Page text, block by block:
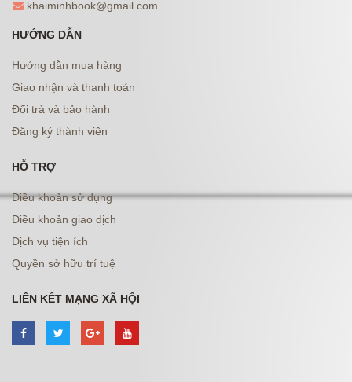
khaiminhbook@gmail.com
HƯỚNG DẪN
Hướng dẫn mua hàng
Giao nhận và thanh toán
Đổi trả và bảo hành
Đăng ký thành viên
HỖ TRỢ
Điều khoản sử dụng
Điều khoản giao dịch
Dịch vụ tiện ích
Quyền sở hữu trí tuệ
LIÊN KẾT MẠNG XÃ HỘI